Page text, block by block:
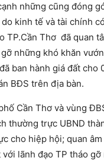
những cũng đóng
kinh tế và tài chính
TP.Cần Thơ đã quan
những khó khăn
ban hành giá đất
BĐS trên địa bàn.
Cần Thơ và vùng
thường trực UBND
cho hiệp hội; quan
lãnh đạo TP tháo